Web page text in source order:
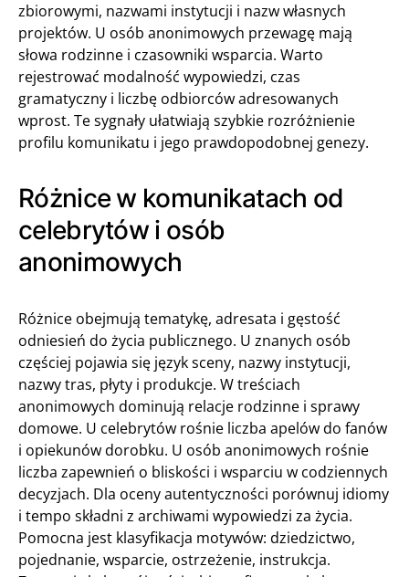
zbiorowymi, nazwami instytucji i nazw własnych
projektów. U osób anonimowych przewagę mają
słowa rodzinne i czasowniki wsparcia. Warto
rejestrować modalność wypowiedzi, czas
gramatyczny i liczbę odbiorców adresowanych
wprost. Te sygnały ułatwiają szybkie rozróżnienie
profilu komunikatu i jego prawdopodobnej genezy.
Różnice w komunikatach od
celebrytów i osób
anonimowych
Różnice obejmują tematykę, adresata i gęstość
odniesień do życia publicznego. U znanych osób
częściej pojawia się język sceny, nazwy instytucji,
nazwy tras, płyty i produkcje. W treściach
anonimowych dominują relacje rodzinne i sprawy
domowe. U celebrytów rośnie liczba apelów do fanów
i opiekunów dorobku. U osób anonimowych rośnie
liczba zapewnień o bliskości i wsparciu w codziennych
decyzjach. Dla oceny autentyczności porównuj idiomy
i tempo składni z archiwami wypowiedzi za życia.
Pomocna jest klasyfikacja motywów: dziedzictwo,
pojednanie, wsparcie, ostrzeżenie, instrukcja.